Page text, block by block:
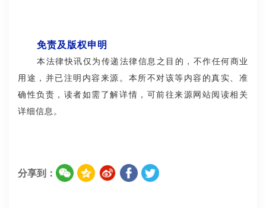
免责及版权申明
本法律快讯仅为传递法律信息之目的，不作任何商业
用途，并已注明内容来源。本所不对该等内容的真实、准
确性负责，读者如需了解详情，可前往来源网站阅读相关
详细信息。
分享到：